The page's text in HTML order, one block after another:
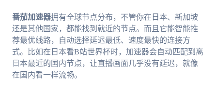
番茄加速器拥有全球节点分布，不管你在日本、新加坡
还是其他国家，都能找到就近的节点。而且它能智能推
荐最优线路，自动选择延迟最低、速度最快的连接方
式。比如在日本看B站世界杯时，加速器会自动匹配到离
日本最近的国内节点，让直播画面几乎没有延迟，就像
在国内看一样流畅。